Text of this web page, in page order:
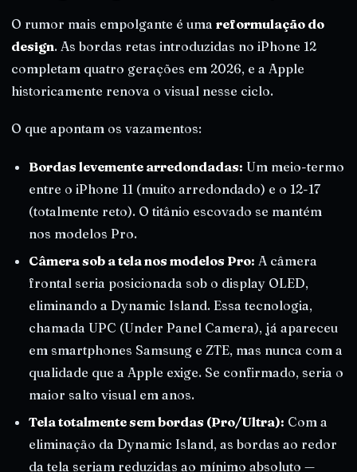
O rumor mais empolgante é uma reformulação do
design. As bordas retas introduzidas no iPhone 12
completam quatro gerações em 2026, e a Apple
historicamente renova o visual nesse ciclo.
O que apontam os vazamentos:
Bordas levemente arredondadas: Um meio-termo
entre o iPhone 11 (muito arredondado) e o 12-17
(totalmente reto). O titânio escovado se mantém
nos modelos Pro.
Câmera sob a tela nos modelos Pro: A câmera
frontal seria posicionada sob o display OLED,
eliminando a Dynamic Island. Essa tecnologia,
chamada UPC (Under Panel Camera), já apareceu
em smartphones Samsung e ZTE, mas nunca com a
qualidade que a Apple exige. Se confirmado, seria o
maior salto visual em anos.
Tela totalmente sem bordas (Pro/Ultra): Com a
eliminação da Dynamic Island, as bordas ao redor
da tela seriam reduzidas ao mínimo absoluto —